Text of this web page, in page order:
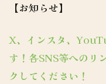
【お知らせ】
X、インスタ、
す！各SNS等へのリ
クしてください！